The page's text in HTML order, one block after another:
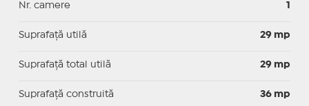
Nr. camere 1
Suprafaţă utilă 29 mp
Suprafaţă total utilă 29 mp
Suprafaţă construită 36 mp